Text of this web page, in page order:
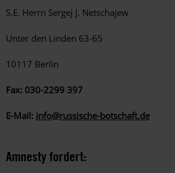
S.E. Herrn Sergej J. Netschajew
Unter den Linden 63-65
10117 Berlin
Fax: 030-2299 397
E-Mail: info@russische-botschaft.de
Amnesty fordert: